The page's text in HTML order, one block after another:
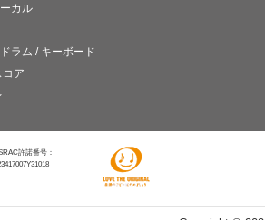
カル
ラム / キーボード
ア
許諾番号：